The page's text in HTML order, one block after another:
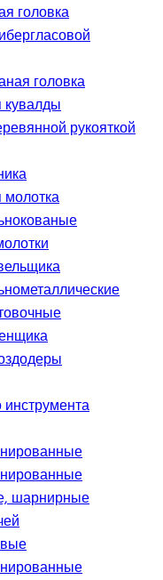
головка
головка
кувалды
рукояткой
молотка
шарнирные